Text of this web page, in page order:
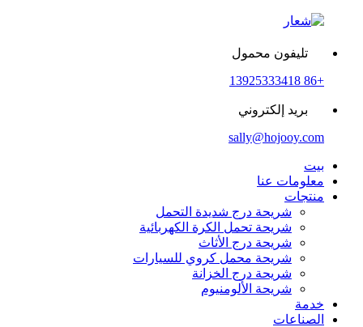
تليفون محمول
+86 13925333418
بريد إلكتروني
sally@hojooy.com
بيت
معلومات عنا
منتجات
شريحة درج شديدة التحمل
شريحة تحمل الكرة الكهربائية
شريحة درج الأثاث
شريحة محمل كروي للسيارات
شريحة درج الخزانة
شريحة الألومنيوم
خدمة
الصناعات